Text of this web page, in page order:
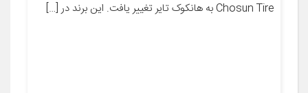
Chosun Tire به هانکوک تاير تغيير يافت. اين برند در […]